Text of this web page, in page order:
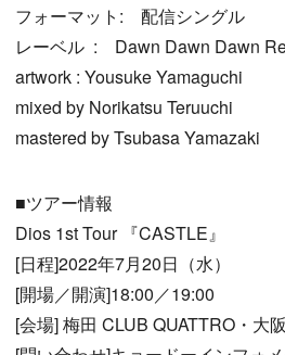
フォーマット: 配信シングル
レーベル : Dawn Dawn Dawn
artwork : Yousuke Yamaguchi
mixed by Norikatsu Teruuchi
mastered by Tsubasa Yamazaki
■ツアー情報
Dios 1st Tour 『CASTLE』
[日程]2022年7月20日（水）
[開場／開演]18:00／19:00
[会場] 梅田 CLUB QUATTRO・大